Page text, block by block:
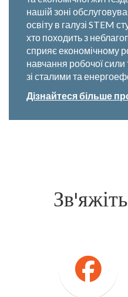
нашій зоні
освіту в галузі STEM
хто походить з
сприяє економічному
навчання робочої
зі сталими та
Дізнайтеся більше